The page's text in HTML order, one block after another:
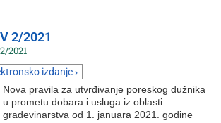
2/2021
2021
izdanje ›
Nova pravila za utvrđivanje poreskog dužnika
u prometu dobara i usluga iz oblasti
građevinarstva od 1. januara 2021. godine